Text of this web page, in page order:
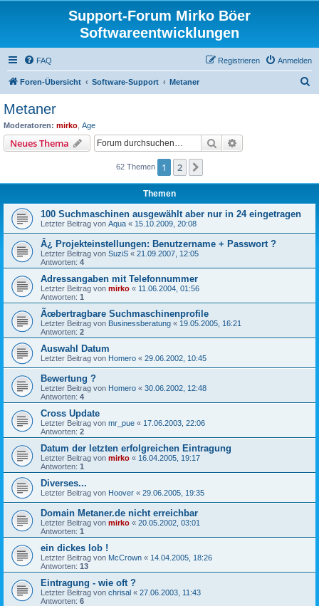
Support-Forum Mirko Böer
Softwareentwicklungen
FAQ Anmelden
Registrieren
Foren-Übersicht Software-Support Metaner
Metaner
Moderatoren: mirko Age
Neues Thema Suche
62 Themen 1 2
Themen
100 Suchmaschinen ausgewählt aber nur in 24 eingetragen
Letzter Beitrag von Aqua « 15.10.2009, 20:08
Â¿ Projekteinstellungen: Benutzername + Passwort ?
Letzter Beitrag von SuziS « 21.09.2007, 12:05
Antworten: 4
Adressangaben mit Telefonnummer
Letzter Beitrag von mirko « 11.06.2004, 01:56
Antworten: 1
Ãœbertragbare Suchmaschinenprofile
Letzter Beitrag von Businessberatung « 19.05.2005, 16:21
Antworten: 2
Auswahl Datum
Letzter Beitrag von Homero « 29.06.2002, 10:45
Bewertung ?
Letzter Beitrag von Homero « 30.06.2002, 12:48
Antworten: 4
Cross Update
Letzter Beitrag von mr_pue « 17.06.2003, 22:06
Antworten: 2
Datum der letzten erfolgreichen Eintragung
Letzter Beitrag von mirko « 16.04.2005, 19:17
Antworten: 1
Diverses...
Letzter Beitrag von Hoover « 29.06.2005, 19:35
Domain Metaner.de nicht erreichbar
Letzter Beitrag von mirko « 20.05.2002, 03:01
Antworten: 1
ein dickes lob !
Letzter Beitrag von McCrown « 14.04.2005, 18:26
Antworten: 13
Eintragung - wie oft ?
Letzter Beitrag von chrisal « 27.06.2003, 11:43
Antworten: 6